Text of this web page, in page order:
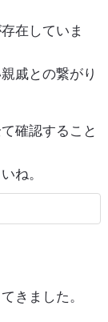
在していま
戚との繋がり
確認すること
ね。
きました。